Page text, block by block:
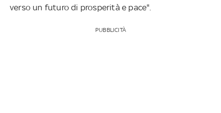
verso un futuro di prosperità e pace".
PUBBLICITÀ